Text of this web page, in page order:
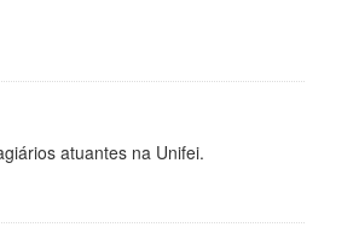
atuantes na Unifei.